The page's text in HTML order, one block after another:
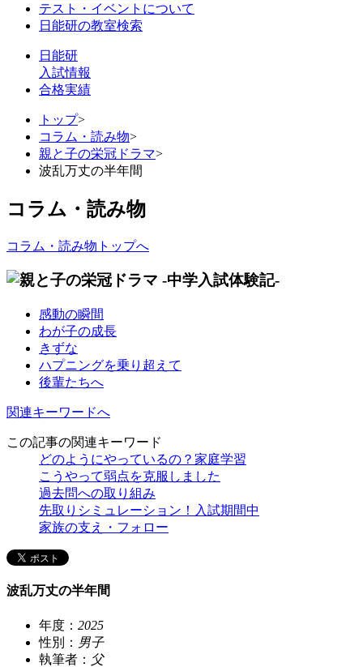
テスト・イベントについて
日能研の教室検索
日能研
入試情報
合格実績
トップ>
コラム・読み物>
親と子の栄冠ドラマ>
波乱万丈の半年間
コラム・読み物
コラム・読み物トップへ
感動の瞬間
わが子の成長
きずな
ハプニングを乗り超えて
後輩たちへ
関連キーワードへ
この記事の関連キーワード
どのようにやっているの？家庭学習
こうやって弱点を克服しました
過去問への取り組み
先取りシミュレーション！入試期間中
家族の支え・フォロー
波乱万丈の半年間
年度： 2025
性別： 男子
執筆者： 父